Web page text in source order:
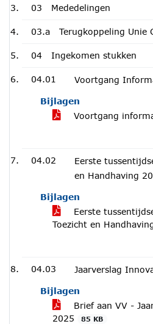
03 Mededelingen
03.a Terugkoppeling Unie
04 Ingekomen stukken
04.01 Voortgang
Bijlagen
Voortgang
04.02
Eerste
en Handhaving
Bijlagen
Eerste
Toezicht en
04.03 Jaarverslag
Bijlagen
Brief aan VV -
2025
85 KB